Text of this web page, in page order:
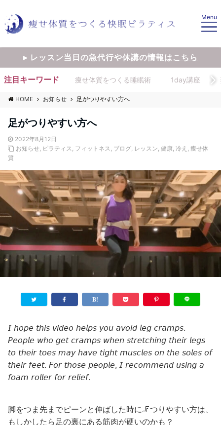
Menu
▸ レッスン当日の急代行や休講の情報はこちら
注目キーワード 痩せ体質をつくる睡眠術 1day講座
HOME お知らせ 足がつりやすい方へ
足がつりやすい方へ
2022年8月12日
お知らせ, ピラティス, フィットネス, ブログ, レッスン, 健康, 冷え , 痩せ体
質
𝘐 𝘩𝘰𝘱𝘦 𝘵𝘩𝘪𝘴 𝘷𝘪𝘥𝘦𝘰 𝘩𝘦𝘭𝘱𝘴 𝘺𝘰𝘶 𝘢𝘷𝘰𝘪𝘥 𝘭𝘦𝘨 𝘤𝘳𝘢𝘮𝘱𝘴.
𝘗𝘦𝘰𝘱𝘭𝘦 𝘸𝘩𝘰 𝘨𝘦𝘵 𝘤𝘳𝘢𝘮𝘱𝘴 𝘸𝘩𝘦𝘯 𝘴𝘵𝘳𝘦𝘵𝘤𝘩𝘪𝘯𝘨 𝘵𝘩𝘦𝘪𝘳 𝘭𝘦𝘨𝘴
𝘵𝘰 𝘵𝘩𝘦𝘪𝘳 𝘵𝘰𝘦𝘴 𝘮𝘢𝘺 𝘩𝘢𝘷𝘦 𝘵𝘪𝘨𝘩𝘵 𝘮𝘶𝘴𝘤𝘭𝘦𝘴 𝘰𝘯 𝘵𝘩𝘦 𝘴𝘰𝘭𝘦𝘴 𝘰𝘧
𝘵𝘩𝘦𝘪𝘳 𝘧𝘦𝘦𝘵. 𝘍𝘰𝘳 𝘵𝘩𝘰𝘴𝘦 𝘱𝘦𝘰𝘱𝘭𝘦, 𝘐 𝘳𝘦𝘤𝘰𝘮𝘮𝘦𝘯𝘥 𝘶𝘴𝘪𝘯𝘨 𝘢
𝘧𝘰𝘢𝘮 𝘳𝘰𝘭𝘭𝘦𝘳 𝘧𝘰𝘳 𝘳𝘦𝘭𝘪𝘦𝘧.
脚をつま先までピーンと伸ばした時に🦵つりやすい方は、
もしかしたら足の裏にある筋肉が硬いのかも？